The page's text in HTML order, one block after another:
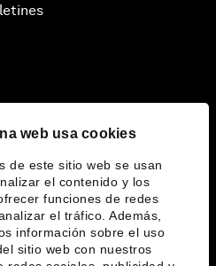
web usa cookies
de este sitio web se usan
el contenido y los
funciones de redes
el tráfico. Además,
información sobre el uso
sitio web con nuestros